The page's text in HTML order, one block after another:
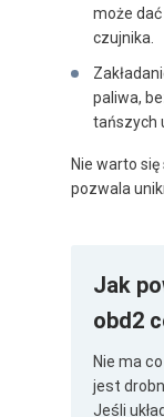
może
czujnika.
paliwa,
tańszych
Nie warto
pozwala
Jak
obd2
Nie ma
jest
Jeśli